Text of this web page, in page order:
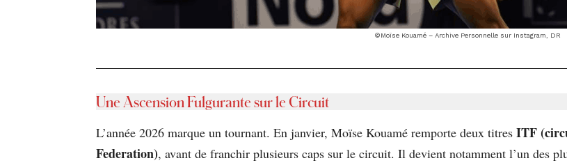
©Moïse Kouamé – Archive Personnelle sur Instagram, DR
Une Ascension Fulgurante sur le Circuit
L’année 2026 marque un tournant. En janvier, Moïse Kouamé remporte deux titres ITF
Federation), avant de franchir plusieurs caps sur le circuit. Il devient notamment l’un des